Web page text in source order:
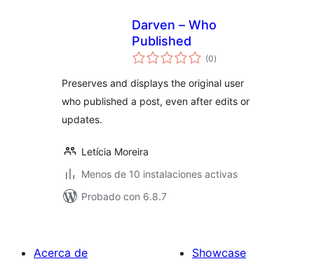
Darven – Who
Published
(0evaluación
total
)
Preserves and displays the original user
who published a post, even after edits or
updates.
Letícia Moreira
Menos de 10 instalaciones activas
Probado con 6.8.7
Acerca de
Showcase